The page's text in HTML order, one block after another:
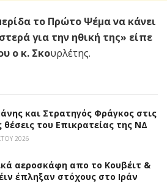
το Πρώτο Ψέμα να κάνει
για την ηθική της» είπε
ο κ. Σκουρλέτης.
και Στρατηγός Φράγκος στις
του Επικρατείας της ΝΔ
2026
αεροσκάφη απο το Κουβέιτ &
έπληξαν στόχους στο Ιράν